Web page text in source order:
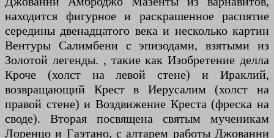
находится фигурное и раскрашенное распятие
середины двенадцатого века и несколько картин
Вентуры Салимбени с эпизодами, взятыми из
Золотой легенды. , такие как Изобретение делла
Кроче (холст на левой стене) и Ираклий,
возвращающий Крест в Иерусалим (холст на
правой стене) и Воздвижение Креста (фреска на
своде). Вторая посвящена святым мученикам
Лоренцо и Гаэтано, с алтарем работы Джованни